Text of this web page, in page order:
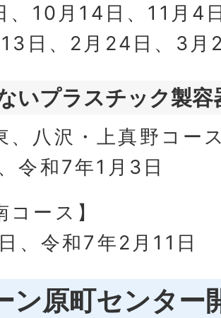
、10月14日、11月4
13日、2月24日、3月
いプラスチック製容
、八沢・上真野コー
令和7年1月3日
コース】
、令和7年2月11日
ン原町センター